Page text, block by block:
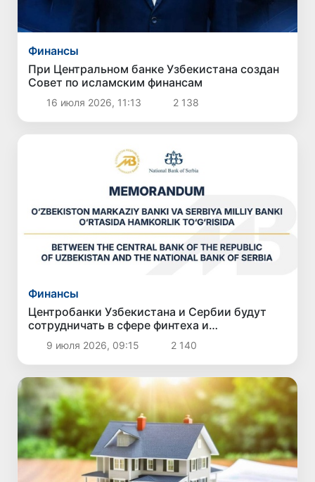
Финансы
При Центральном банке Узбекистана создан
Совет по исламским финансам
16 июля 2026, 11:13 2 138
Финансы
Центробанки Узбекистана и Сербии будут
сотрудничать в сфере финтеха и
противодействия легализации преступных
доходов
9 июля 2026, 09:15 2 140